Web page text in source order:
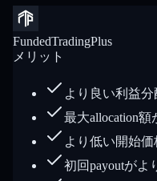
FundedTradingPlus
メリット
より良い利益分
最大allocation額
より低い開始価
初回payoutがよ